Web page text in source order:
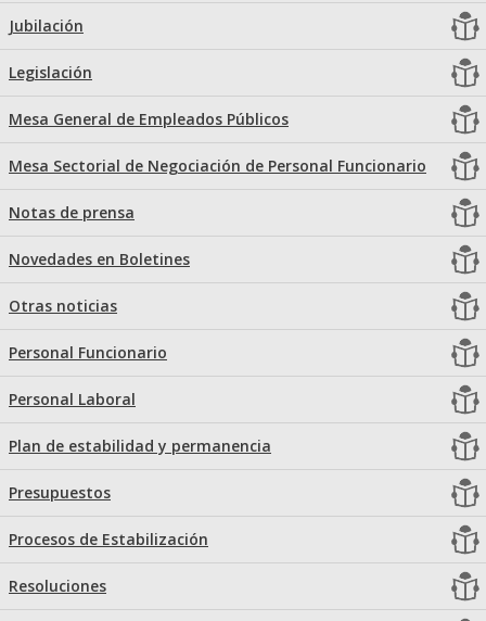
Jubilación
Legislación
Mesa General de Empleados Públicos
Mesa Sectorial de Negociación de Personal Funcionario
Notas de prensa
Novedades en Boletines
Otras noticias
Personal Funcionario
Personal Laboral
Plan de estabilidad y permanencia
Presupuestos
Procesos de Estabilización
Resoluciones